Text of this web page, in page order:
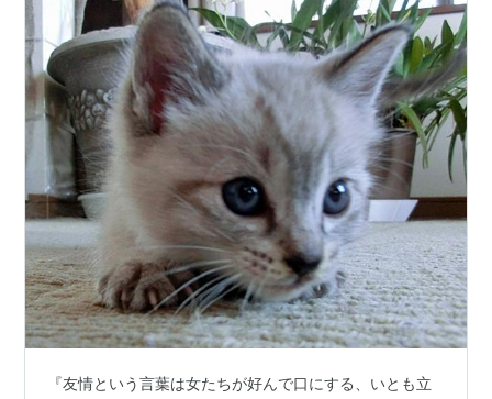
『友情という言葉は女たちが好んで口にする、いとも立